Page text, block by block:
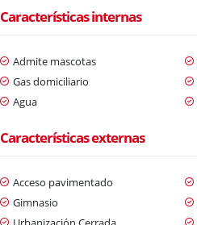
Características internas
Admite mascotas
Gas domiciliario
Agua
Características externas
Acceso pavimentado
Gimnasio